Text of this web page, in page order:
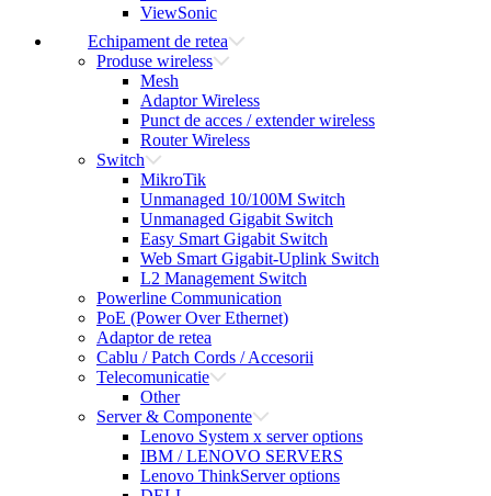
ViewSonic
Echipament de retea
Produse wireless
Mesh
Adaptor Wireless
Punct de acces / extender wireless
Router Wireless
Switch
MikroTik
Unmanaged 10/100M Switch
Unmanaged Gigabit Switch
Easy Smart Gigabit Switch
Web Smart Gigabit-Uplink Switch
L2 Management Switch
Powerline Communication
PoE (Power Over Ethernet)
Adaptor de retea
Cablu / Patch Cords / Accesorii
Telecomunicatie
Other
Server & Componente
Lenovo System x server options
IBM / LENOVO SERVERS
Lenovo ThinkServer options